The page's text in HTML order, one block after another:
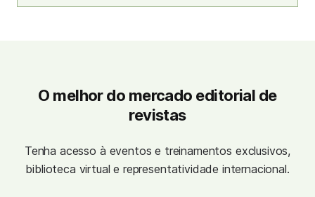
O melhor do mercado editorial de
revistas
Tenha acesso à eventos e treinamentos exclusivos,
biblioteca virtual e representatividade internacional.